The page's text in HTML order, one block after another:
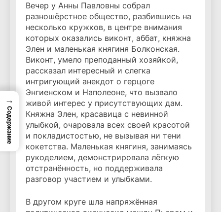
Вечер у Анны Павловны собрал
разношёрстное общество, разбившись на
несколько кружков, в центре внимания
которых оказались виконт, аббат, княжна
Элен и маленькая княгиня Болконская.
Виконт, умело преподанный хозяйкой,
рассказал интересный и слегка
интригующий анекдот о герцоге
Энгиенском и Наполеоне, что вызвало
живой интерес у присутствующих дам.
Княжна Элен, красавица с невинной
улыбкой, очаровала всех своей красотой
и покладистостью, не вызывая ни тени
кокетства. Маленькая княгиня, занимаясь
рукоделием, демонстрировала лёгкую
отстранённость, но поддерживала
разговор участием и улыбками.
В другом круге шла напряжённая
→
Содержание